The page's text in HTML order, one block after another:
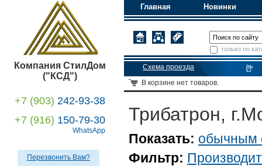
Компания СтилДом
("КСД")
+7 (903) 242-93-38
+7 (916) 150-79-30
WhatsApp
Главная Новинки
только по
Схема проезда
В корзине нет товаров.
Перезвонить Вам?
Трибатрон,
Показать: обычным
Фильтр: